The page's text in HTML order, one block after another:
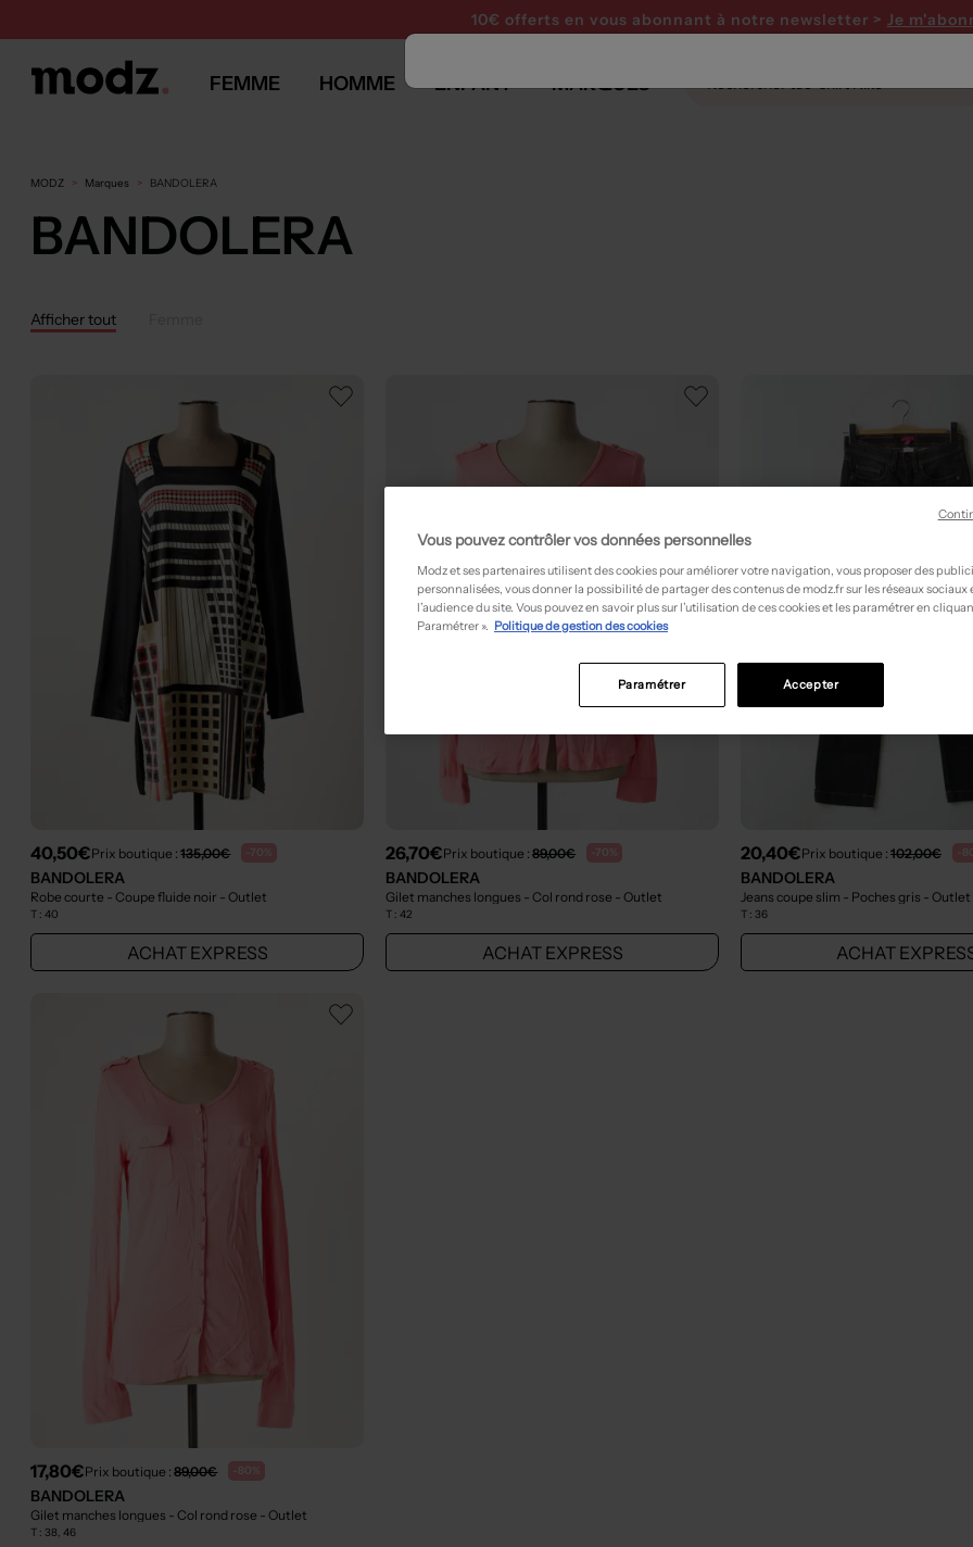
10€ offerts en vous abonnant à notre newsletter > Je
FEMME HOMME ENFANT MARQUES
MODZ Marques BANDOLERA
BANDOLERA
Afficher tout
40,50€Prix boutique :135,00€ -70%
BANDOLERA
Robe courte - Coupe fluide noir - Outlet
T :40
ACHAT EXPRESS
26,70€Prix boutique :89,00€ -70%
BANDOLERA
Gilet manches longues - Col rond rose - Outlet
T :42
ACHAT EXPRESS
20,40€Prix boutique : 102,00€ -
BANDOLERA
Jeans coupe slim - Poches gris - Outlet
T : 36
ACHAT
17,80€Prix boutique :89,00€ -80%
BANDOLERA
Gilet manches longues - Col rond rose - Outlet
T :38, 46
Vous pouvez contrôler vos données personnelles
Modz et ses partenaires utilisent des cookies pour améliorer votre navigation, vous proposer des
personnalisées, vous donner la possibilité de partager des contenus de modz.fr sur les réseaux sociaux
l’audience du site. Vous pouvez en savoir plus sur l’utilisation de ces cookies et les paramétrer en
Paramétrer ». Politique de gestion des cookies
Accepter
Paramétrer